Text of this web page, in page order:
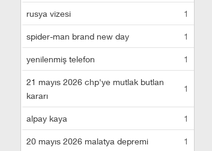
rusya vizesi 1
spider-man brand new day 1
yenilenmiş telefon 1
21 mayıs 2026 chp'ye mutlak butlan
kararı
1
alpay kaya 1
20 mayıs 2026 malatya depremi 1